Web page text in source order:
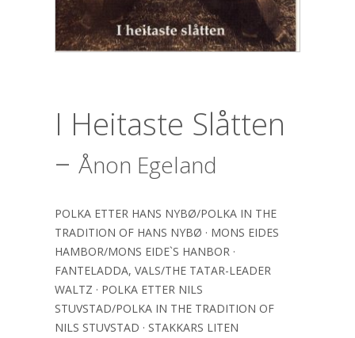
I Heitaste Slåtten
– Ånon Egeland
POLKA ETTER HANS NYBØ/POLKA IN THE
TRADITION OF HANS NYBØ · MONS EIDES
HAMBOR/MONS EIDE`S HANBOR ·
FANTELADDA, VALS/THE TATAR-LEADER
WALTZ · POLKA ETTER NILS
STUVSTAD/POLKA IN THE TRADITION OF
NILS STUVSTAD · STAKKARS LITEN